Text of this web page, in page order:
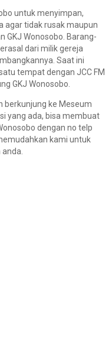
untuk menyimpan,
agar tidak rusak maupun
GKJ Wonosobo. Barang-
dari milik gereja
Saat ini
tempat dengan JCC FM
GKJ Wonosobo.
berkunjung ke Meseum
yang ada, bisa membuat
dengan no telp
kami untuk